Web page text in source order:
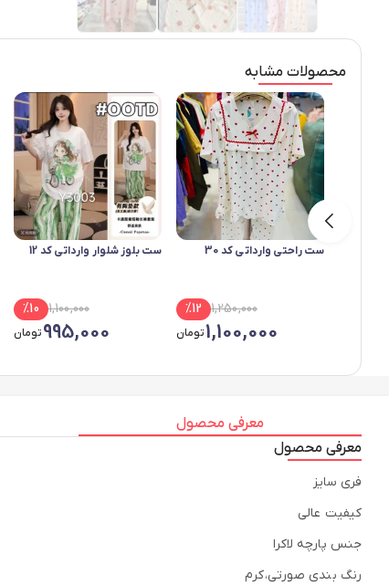
محصولات مشابه
ست راحتی وارداتی کد 30
1,250,000
%12
1,100,000تومان
ست بلوز شلوار وارداتی کد 12
1,100,000
%10
995,000تومان
معرفی محصول
معرفی محصول
فری سایز
کیفیت عالی
جنس پارچه لاکرا
رنگ بندی صورتی،کرم